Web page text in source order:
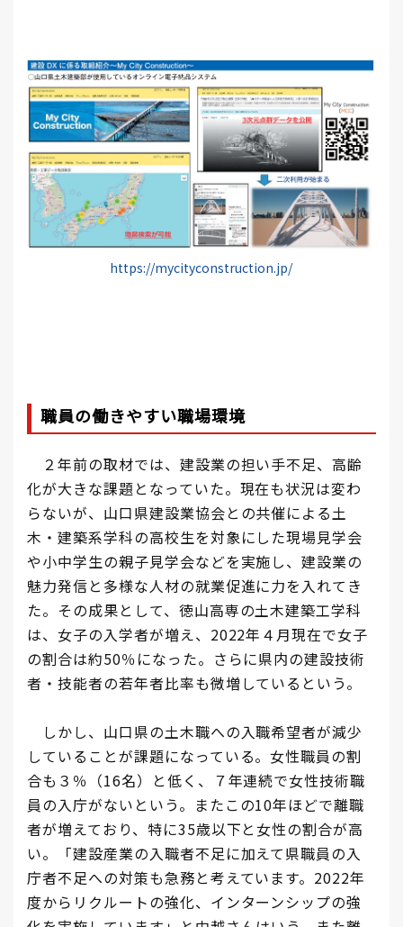
https://mycityconstruction.jp/
職員の働きやすい職場環境
２年前の取材では、建設業の担い手不足、高齢
化が大きな課題となっていた。現在も状況は変わ
らないが、山口県建設業協会との共催による土
木・建築系学科の高校生を対象にした現場見学会
や小中学生の親子見学会などを実施し、建設業の
魅力発信と多様な人材の就業促進に力を入れてき
た。その成果として、徳山高専の土木建築工学科
は、女子の入学者が増え、2022年４月現在で女子
の割合は約50％になった。さらに県内の建設技術
者・技能者の若年者比率も微増しているという。
しかし、山口県の土木職への入職希望者が減少
していることが課題になっている。女性職員の割
合も３％（16名）と低く、７年連続で女性技術職
員の入庁がないという。またこの10年ほどで離職
者が増えており、特に35歳以下と女性の割合が高
い。「建設産業の入職者不足に加えて県職員の入
庁者不足への対策も急務と考えています。2022年
度からリクルートの強化、インターンシップの強